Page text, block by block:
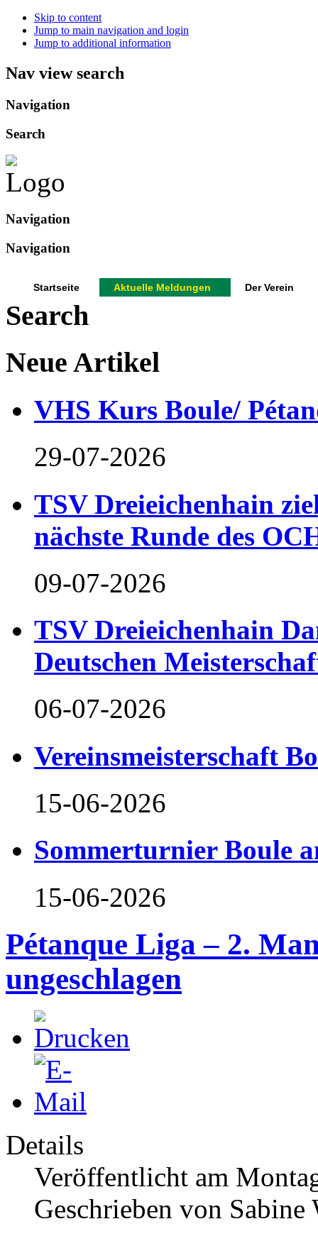
Skip to content
Jump to main navigation and login
Jump to additional information
Nav view search
Navigation
Search
Navigation
Navigation
Startseite Aktuelle Meldungen Der Verein
Search
Neue Artikel
VHS Kurs Boule/
29-07-2026
TSV Dreieichenhain
nächste Runde des
09-07-2026
TSV Dreieichenhain
Deutschen
06-07-2026
Vereinsmeisterschaft
15-06-2026
Sommerturnier Boule
15-06-2026
Pétanque Liga – 2.
ungeschlagen
Details
Veröffentlicht am
Geschrieben von Sabine